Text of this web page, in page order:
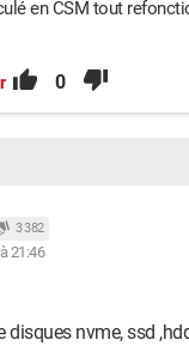
en CSM tout
0
3 382
21:46
disques nvme, ssd